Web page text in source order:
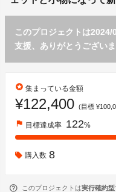
このプロジェクトは
支援、ありがとうございま
stars 集まっている金額
¥122,400 (目標
flag 目標達成率 122%
購入数 8
このプロジェクトは実行確約型